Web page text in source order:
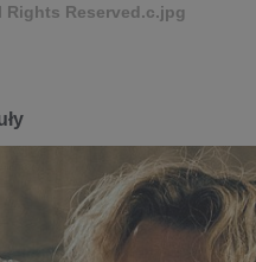
Rights Reserved.c.jpg